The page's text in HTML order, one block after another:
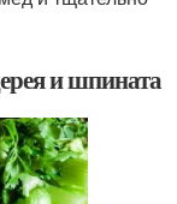
и шпината